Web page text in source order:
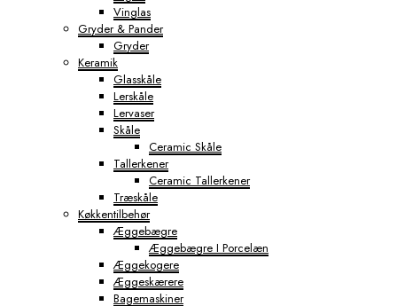
Vinglas
Gryder & Pander
Gryder
Keramik
Glasskåle
Lerskåle
Lervaser
Skåle
Ceramic Skåle
Tallerkener
Ceramic Tallerkener
Træskåle
Køkkentilbehør
Æggebægre
Æggebægre I Porcelæn
Æggekogere
Æggeskærere
Bagemaskiner